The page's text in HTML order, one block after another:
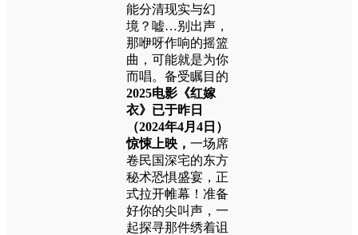
能分清现实与幻
境？嘘…别出声，
那咿呀作响的摇篮
曲，可能就是为你
而唱。备受瞩目的
2025电影《红嫁
衣》已于昨日
（2024年4月4日）
惊悚上映， 一场席
卷民国深宅的东方
秘术恐惧盛宴，正
式拉开帷幕！准备
好你的尖叫声，一
起探寻那件绣着诅